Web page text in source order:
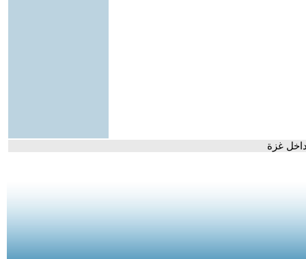
غزة